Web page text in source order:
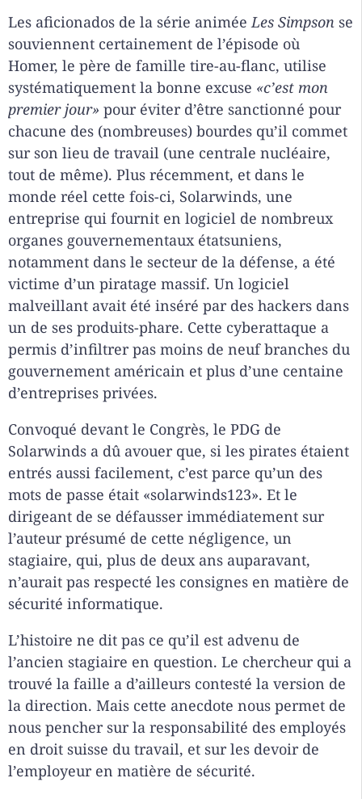
Les aficionados de la série animéeLes Simpson se
souviennent certainement de l’épisode où
Homer, le père de famille tire-au-flanc, utilise
systématiquement la bonne excuse «c’est mon
premier jour» pour éviter d’être sanctionné pour
chacune des (nombreuses) bourdes qu’il commet
sur son lieu de travail (une centrale nucléaire,
tout de même). Plus récemment, et dans le
monde réel cette fois-ci, Solarwinds, une
entreprise qui fournit en logiciel de nombreux
organes gouvernementaux étatsuniens,
notamment dans le secteur de la défense, a été
victime d’un piratage massif. Un logiciel
malveillant avait été inséré par des hackers dans
un de ses produits-phare. Cette cyberattaque a
permis d’infiltrer pas moins de neuf branches du
gouvernement américain et plus d’une centaine
d’entreprises privées.
Convoqué devant le Congrès, le PDG de
Solarwinds a dû avouer que, si les pirates étaient
entrés aussi facilement, c’est parce qu’un des
mots de passe était «solarwinds123». Et le
dirigeant de se défausser immédiatement sur
l’auteur présumé de cette négligence, un
stagiaire, qui, plus de deux ans auparavant,
n’aurait pas respecté les consignes en matière de
sécurité informatique.
L’histoire ne dit pas ce qu’il est advenu de
l’ancien stagiaire en question. Le chercheur qui a
trouvé la faille a d’ailleurs contesté la version de
la direction. Mais cette anecdote nous permet de
nous pencher sur la responsabilité des employés
en droit suisse du travail, et sur les devoir de
l’employeur en matière de sécurité.